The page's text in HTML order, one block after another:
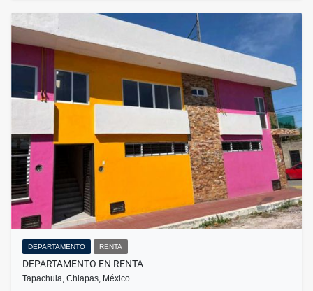
DEPARTAMENTO RENTA
DEPARTAMENTO EN RENTA
Tapachula, Chiapas, México